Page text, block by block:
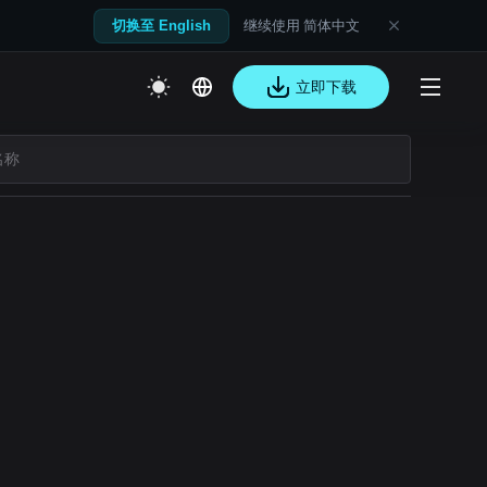
切换至 English 继续使用 简体中文
立即下载